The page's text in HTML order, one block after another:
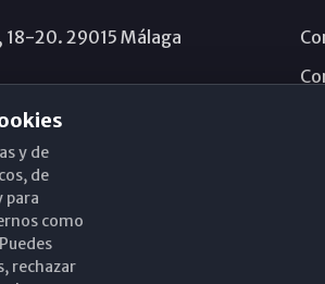
18-20. 29015 Málaga
386
y de
de
para
como
rechazar